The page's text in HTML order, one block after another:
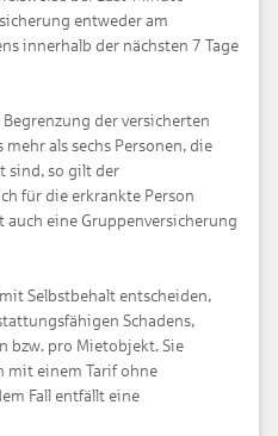
entweder am
innerhalb der nächsten 7 Tage
der versicherten
als sechs Personen, die
sind, so gilt der
für die erkrankte Person
auch eine Gruppenversicherung
Selbstbehalt entscheiden,
Schadens,
bzw. pro Mietobjekt. Sie
mit einem Tarif ohne
Fall entfällt eine